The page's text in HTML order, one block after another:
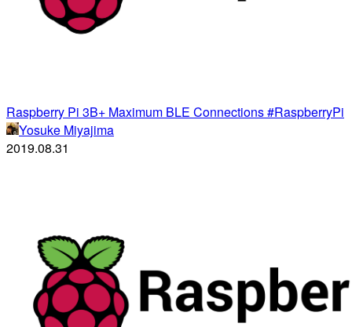
Raspberry Pi 3B+ Maximum BLE Connections #RaspberryPi
Yosuke Miyajima
2019.08.31